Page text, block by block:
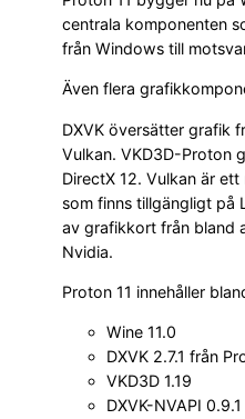
centrala komponenten
från Windows till
Även flera
DXVK översätter grafik
Vulkan. VKD3D-Proton
DirectX 12. Vulkan är
som finns tillgängligt på
av grafikkort från bland
Nvidia.
Proton 11 innehåller
Wine 11.0
DXVK 2.7.1 från
VKD3D 1.19
DXVK-NVAPI 0.9.1